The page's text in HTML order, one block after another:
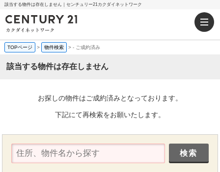
該当する物件は存在しません｜センチュリー21カクダイネットワーク
TOPページ > 物件検索 >- ご成約済み
該当する物件は存在しません
お探しの物件はご成約済みとなっております。
下記にて再検索をお願いたします。